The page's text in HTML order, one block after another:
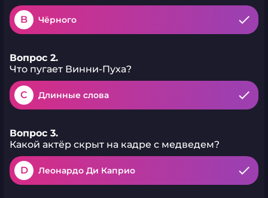
B Чёрного
Вопрос 2.
Что пугает Винни-Пуха?
C Длинные слова
Вопрос 3.
Какой актёр скрыт на кадре с медведем?
D Леонардо Ди Каприо